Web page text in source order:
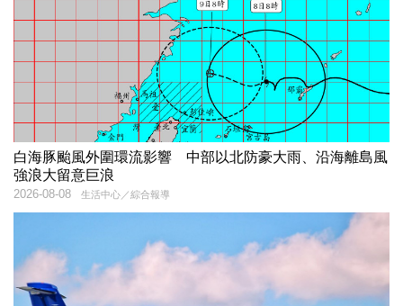
白海豚颱風外圍環流影響 中部以北防豪大雨、沿海離島風
強浪大留意巨浪
生活中心／綜合報導
2026-08-08